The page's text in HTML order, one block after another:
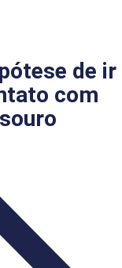
de ir
com